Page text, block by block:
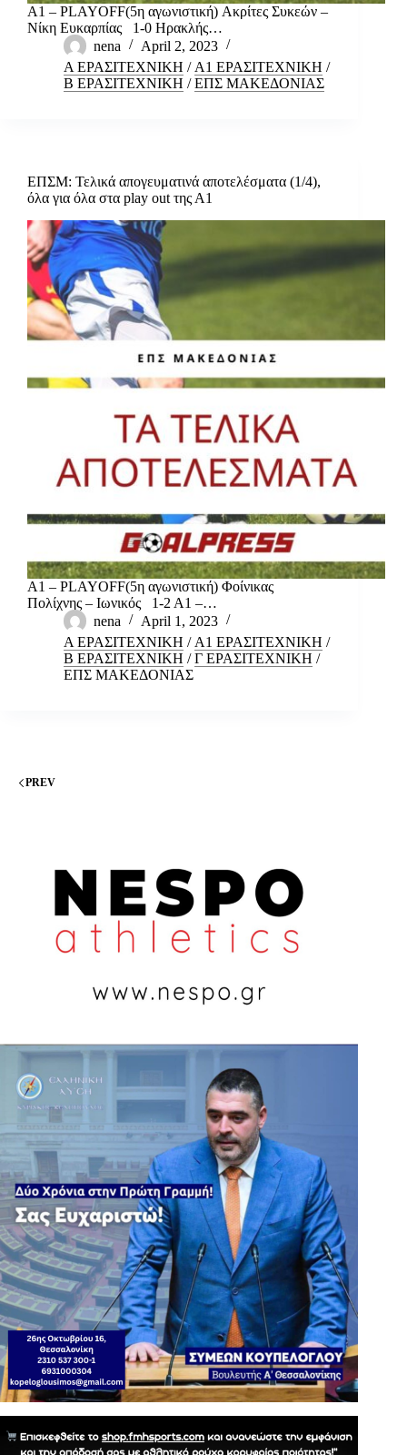
Α1 – PLAYOFF(5η αγωνιστική) Ακρίτες Συκεών –
Νίκη Ευκαρπίας 1-0 Ηρακλής…
nena
April 2, 2023
Α ΕΡΑΣΙΤΕΧΝΙΚΗ / Α1 ΕΡΑΣΙΤΕΧΝΙΚΗ /
Β ΕΡΑΣΙΤΕΧΝΙΚΗ /ΕΠΣ ΜΑΚΕΔΟΝΙΑΣ
ΕΠΣΜ: Τελικά απογευματινά αποτελέσματα (1/4),
όλα για όλα στα play out της Α1
Α1 – PLAYOFF(5η αγωνιστική) Φοίνικας
Πολίχνης – Ιωνικός 1-2 Α1 –…
nena
April 1, 2023
Α ΕΡΑΣΙΤΕΧΝΙΚΗ / Α1 ΕΡΑΣΙΤΕΧΝΙΚΗ /
Β ΕΡΑΣΙΤΕΧΝΙΚΗ /Γ ΕΡΑΣΙΤΕΧΝΙΚΗ /
ΕΠΣ ΜΑΚΕΔΟΝΙΑΣ
PREV